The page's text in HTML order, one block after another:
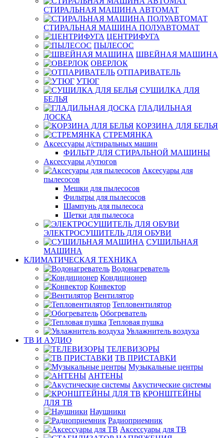
СТИРАЛЬНАЯ МАШИНА АВТОМАТ
СТИРАЛЬНАЯ МАШИНА ПОЛУАВТОМАТ
ЦЕНТРИФУГА
ПЫЛЕСОС
ШВЕЙНАЯ МАШИНА
ОВЕРЛОК
ОТПАРИВАТЕЛЬ
УТЮГ
СУШИЛКА ДЛЯ
БЕЛЬЯ
ГЛАДИЛЬНАЯ
ДОСКА
КОРЗИНА ДЛЯ БЕЛЬЯ
СТРЕМЯНКА
Аксессуары д/стиральных машин
ФИЛЬТР ДЛЯ СТИРАЛЬНОЙ МАШИНЫ
Аксессуары д/утюгов
Аксесуары для
пылесосов
Мешки для пылесосов
Фильтры для пылесосов
Шампунь для пылесоса
Щетки для пылесоса
ЭЛЕКТРОСУШИТЕЛЬ ДЛЯ ОБУВИ
СУШИЛЬНАЯ
МАШИНА
КЛИМАТИЧЕСКАЯ ТЕХНИКА
Водонагреватель
Кондиционер
Конвектор
Вентилятор
Тепловентилятор
Обогреватель
Тепловая пушка
Увлажнитель воздуха
ТВ И AУДИО
ТЕЛЕВИЗОРЫ
ТВ ПРИСТАВКИ
Музыкальные центры
АНТЕНЫ
Акустические системы
КРОНШТЕЙНЫ
ДЛЯ ТВ
Наушники
Радиоприемник
Аксессуары для ТВ